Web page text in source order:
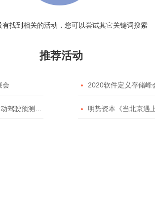
有找到相关的活动，您可以尝试其它关键词搜索
推荐活动
会  2020软件定义存储峰
模型挑战赛  明势资本《当北京遇上硅谷